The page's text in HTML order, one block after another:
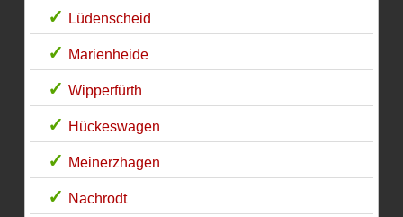
Lüdenscheid
Marienheide
Wipperfürth
Hückeswagen
Meinerzhagen
Nachrodt